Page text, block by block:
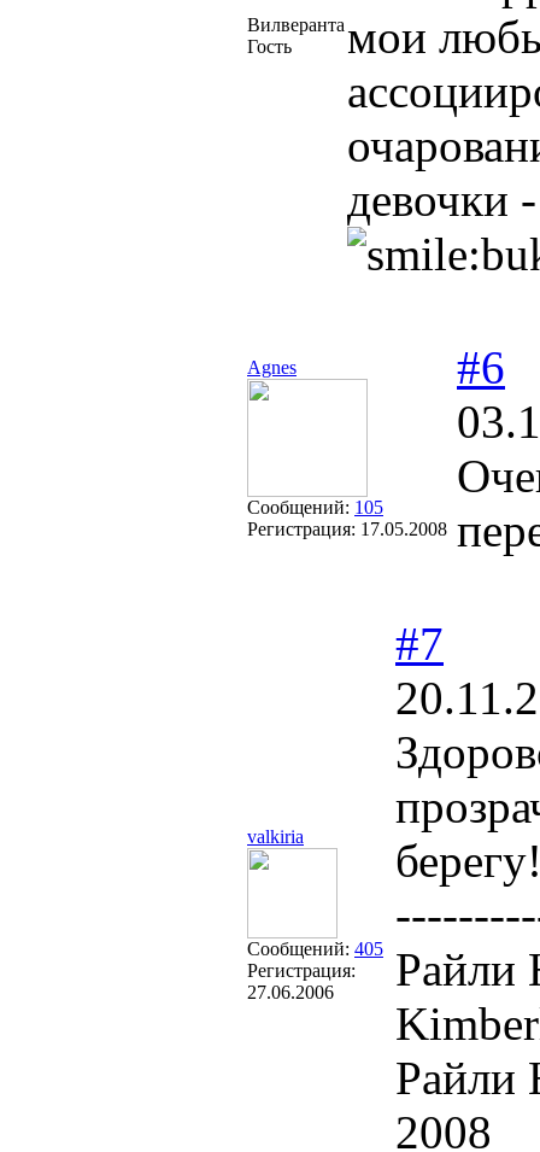
Вилверанта
Гость
мои
девочки
Agnes
Сообщений: 105
Регистрация: 17.05.2008
#6
valkiria
Сообщений: 405
Регистрация:
27.06.2006
#7
Райли
Райли
2008